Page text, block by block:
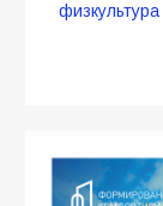
физкультура